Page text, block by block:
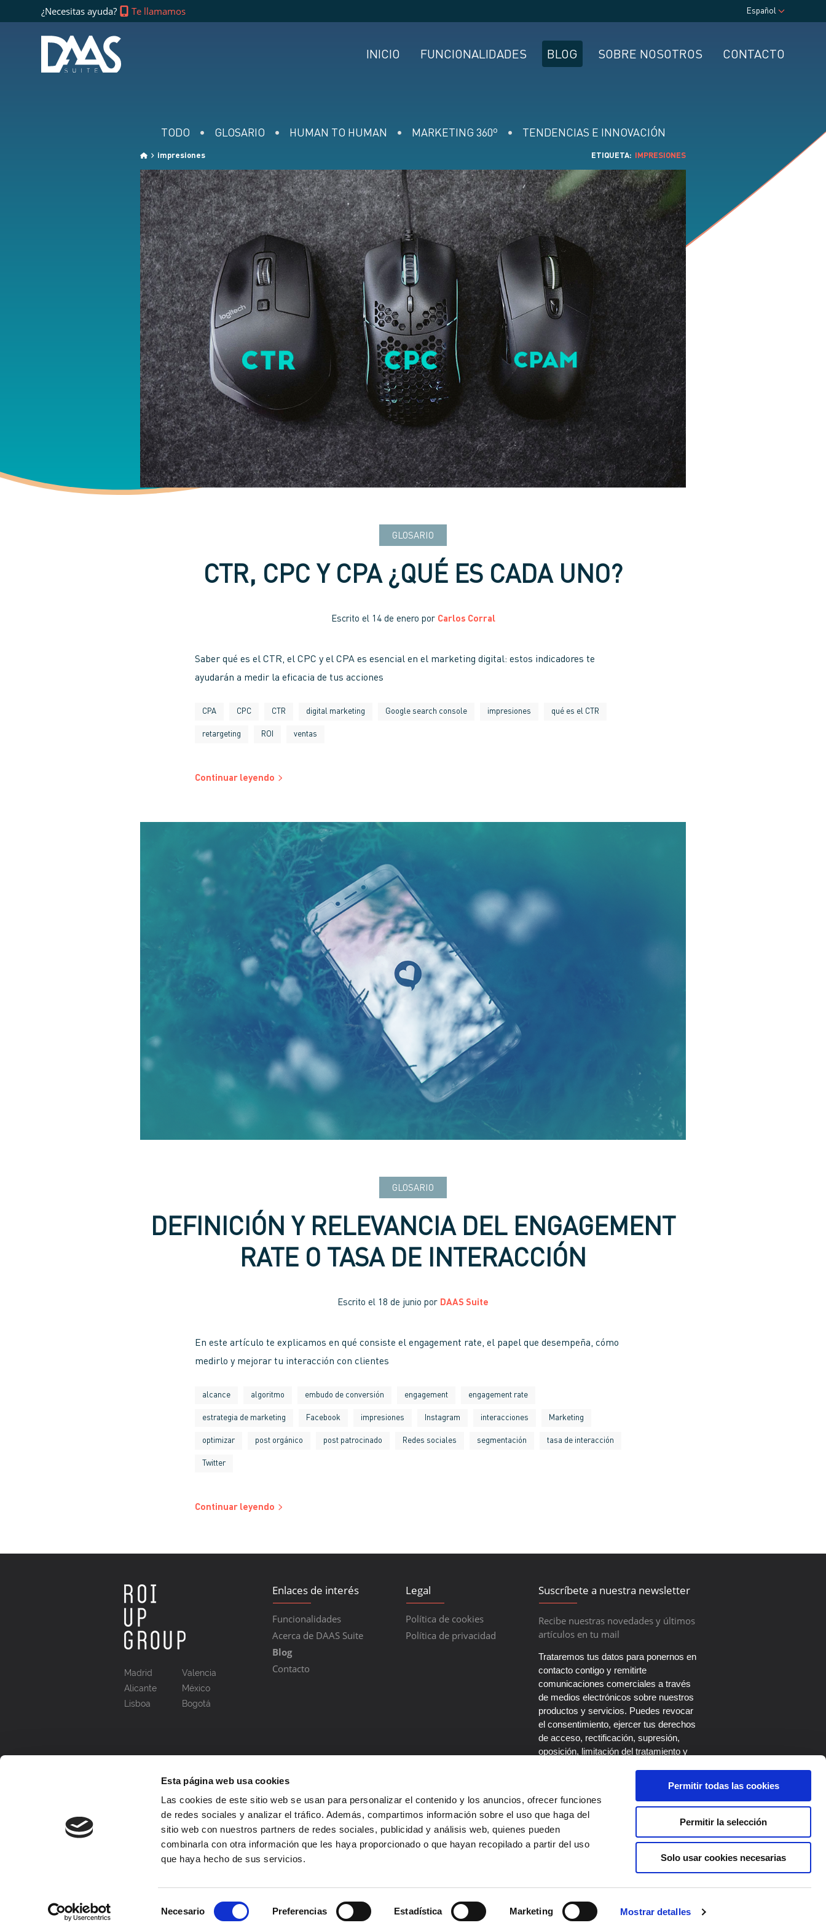
Esta página web usa cookies
Las cookies de este sitio web se usan para personalizar el contenido y los anuncios, ofrecer funciones
de redes sociales y analizar el tráfico. Además, compartimos información sobre el uso que haga del
sitio web con nuestros partners de redes sociales, publicidad y análisis web, quienes pueden
combinarla con otra información que les haya proporcionado o que hayan recopilado a partir del uso
que haya hecho de sus servicios.
Necesario Preferencias Estadística Marketing Mostrar detalles
Permitir todas las cookies
Permitir la selección
Solo usar cookies necesarias
¿Necesitas ayuda? Te llamamos Español
INICIO FUNCIONALIDADES BLOG SOBRE NOSOTROS CONTACTO
TODO GLOSARIO HUMAN TO HUMAN MARKETING 360º TENDENCIAS E INNOVACIÓN
ETIQUETA IMPRESIONES
impresiones
GLOSARIO
CTR, CPC Y CPA ¿QUÉ ES CADA UNO?
Escrito el 14 de enero por Carlos Corral
Saber qué es el CTR, el CPC y el CPA es esencial en el marketing digital: estos indicadores te
ayudarán a medir la eficacia de tus acciones
CPA CPC CTR digital marketing Google search console impresiones qué es el CTR
retargeting ROI ventas
Continuar leyendo
GLOSARIO
DEFINICIÓN Y RELEVANCIA DEL ENGAGEMENT
RATE O TASA DE INTERACCIÓN
Escrito el 18 de junio por DAAS Suite
En este artículo te explicamos en qué consiste el engagement rate, el papel que desempeña, cómo
medirlo y mejorar tu interacción con clientes
alcance algoritmo embudo de conversión engagement engagement rate
estrategia de marketing Facebook impresiones Instagram interacciones Marketing
optimizar post orgánico post patrocinado Redes sociales segmentación tasa de interacción
Twitter
Continuar leyendo
Madrid
Valencia
Alicante
México
Lisboa
Bogotá
Enlaces de interés
Funcionalidades
Acerca de DAAS Suite
Blog
Contacto
Legal
Política de cookies
Política de privacidad
Suscríbete a nuestra newsletter
Recibe nuestras novedades y últimos
artículos en tu mail
Trataremos tus datos para ponernos en
contacto contigo y remitirte
comunicaciones comerciales a través
de medios electrónicos sobre nuestros
productos y servicios. Puedes revocar
el consentimiento, ejercer tus derechos
de acceso, rectificación, supresión,
oposición, limitación del tratamiento y
correo dpo@roi-up.es. Más información
en la Política de Privacidad.
© DAAS 2026. Todos los derechos reservados Síguenos